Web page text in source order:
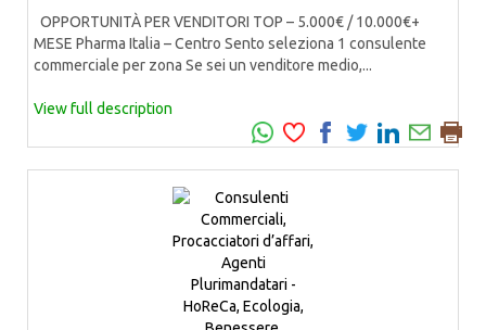
OPPORTUNITÀ PER VENDITORI TOP – 5.000€ / 10.000€+
MESE Pharma Italia – Centro Sento seleziona 1 consulente
commerciale per zona Se sei un venditore medio,...
View full description